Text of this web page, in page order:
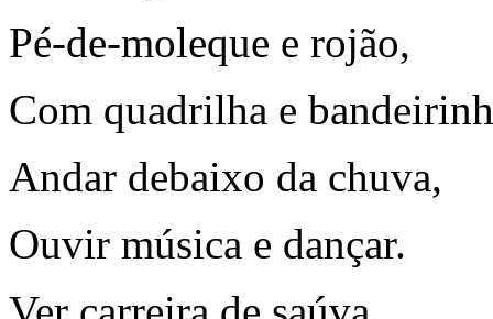
Pé-de-moleque e rojão,
Com quadrilha e
Andar debaixo da chuva,
Ouvir música e dançar.